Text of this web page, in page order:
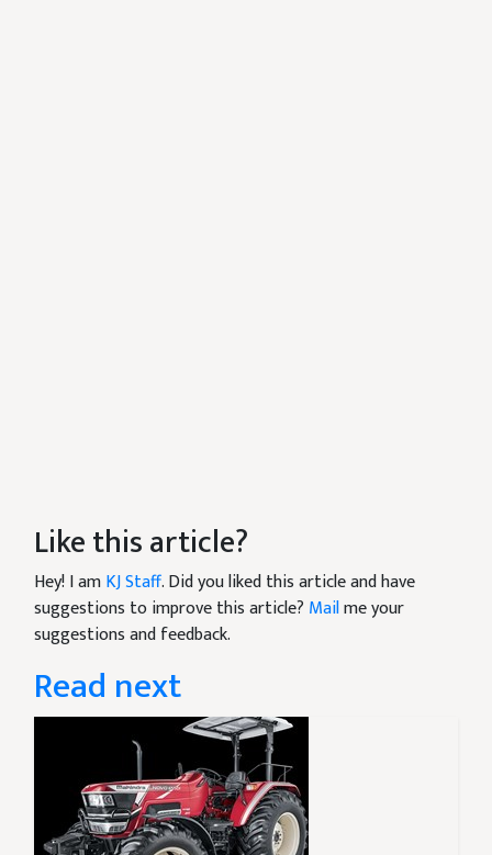
Like this article?
Hey! I amKJ Staff. Did you liked this article and have
suggestions to improve this article? Mailme your
suggestions and feedback.
Read next